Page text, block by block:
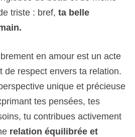
triste : bref, ta belle
en amour est un acte
de respect envers ta relation.
unique et précieuse
tes pensées, tes
tu contribues activement
relation équilibrée et